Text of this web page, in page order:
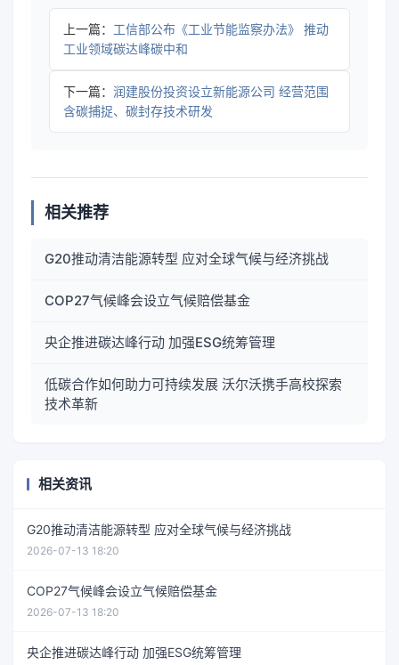
上一篇： 工信部公布《工业节能监察办法》 推动
工业领域碳达峰碳中和
下一篇： 润建股份投资设立新能源公司 经营范围
含碳捕捉、碳封存技术研发
相关推荐
G20推动清洁能源转型 应对全球气候与经济挑战
COP27气候峰会设立气候赔偿基金
央企推进碳达峰行动 加强ESG统筹管理
低碳合作如何助力可持续发展 沃尔沃携手高校探索
技术革新
相关资讯
G20推动清洁能源转型 应对全球气候与经济挑战
2026-07-13 18:20
COP27气候峰会设立气候赔偿基金
2026-07-13 18:20
央企推进碳达峰行动 加强ESG统筹管理